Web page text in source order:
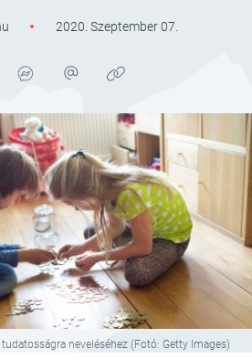
2020. Szeptember 07.
neveléséhez (Fotó: Getty Images)